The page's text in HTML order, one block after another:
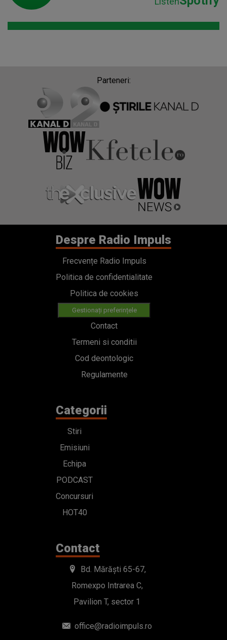
Parteneri:
Despre Radio Impuls
Frecvențe Radio Impuls
Politica de confidentialitate
Politica de cookies
Gestionați preferințele
Contact
Termeni si conditii
Cod deontologic
Regulamente
Categorii
Stiri
Emisiuni
Echipa
PODCAST
Concursuri
HOT40
Contact
Bd. Mărăști 65-67,
Romexpo Intrarea C,
Pavilion T, sector 1
office@radioimpuls.ro